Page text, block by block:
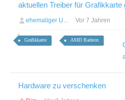
aktuellen Treiber für Grafikkarte
ehemaliger U... Vor 7 Jahren
Grafikkarte AMD Radeon
Hardware zu verschenken